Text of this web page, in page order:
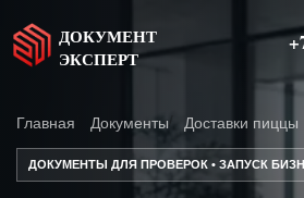
ДОКУМЕНТ
ЭКСПЕРТ
Главная Документы Доставки пиццы
ДОКУМЕНТЫ ДЛЯ ПРОВЕРОК • ЗАПУСК